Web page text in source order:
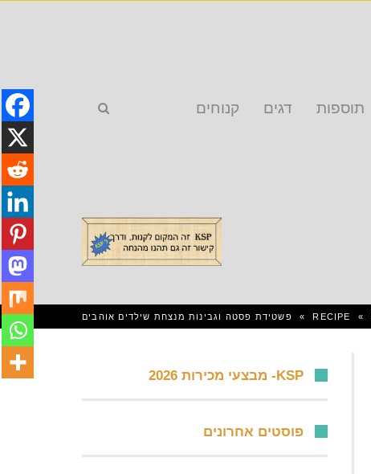
תוספות דגים קנוחים
»
RECIPE
» פשטידת פסטה וגבינות מנצחת שילדים אוהבים
KSP- מבצעי מכירות 2026
פוסטים אחרונים